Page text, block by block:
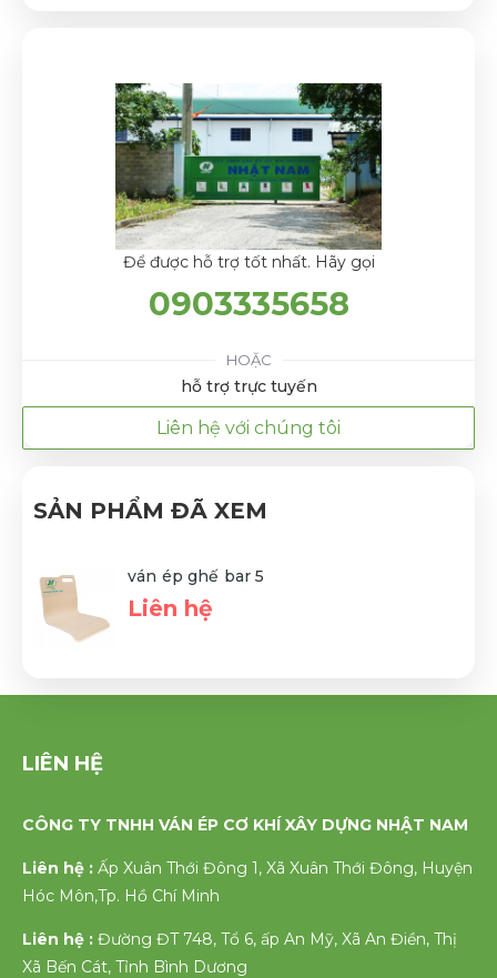
Để được hỗ trợ tốt nhất. Hãy gọi
0903335658
HOẶC
hỗ trợ trực tuyến
Liên hệ với chúng tôi
SẢN PHẨM ĐÃ XEM
ván ép ghế bar 5
Liên hệ
LIÊN HỆ
CÔNG TY TNHH VÁN ÉP CƠ KHÍ XÂY DỰNG NHẬT NAM
Liên hệ : Ấp Xuân Thới Đông 1, Xã Xuân Thới Đông, Huyện
Hóc Môn,Tp. Hồ Chí Minh
Liên hệ : Đường ĐT 748, Tổ 6, ấp An Mỹ, Xã An Điền, Thị
Xã Bến Cát, Tỉnh Bình Dương